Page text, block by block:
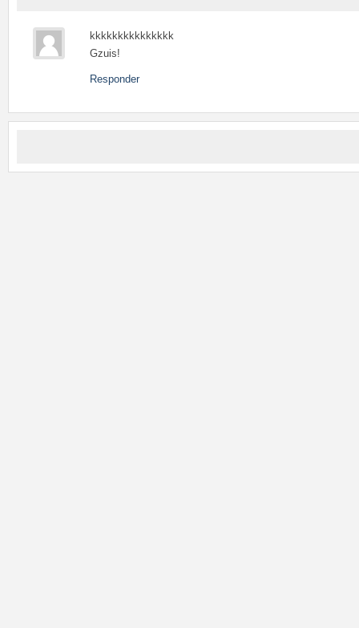
kkkkkkkkkkkkkkk
Gzuis!
Responder